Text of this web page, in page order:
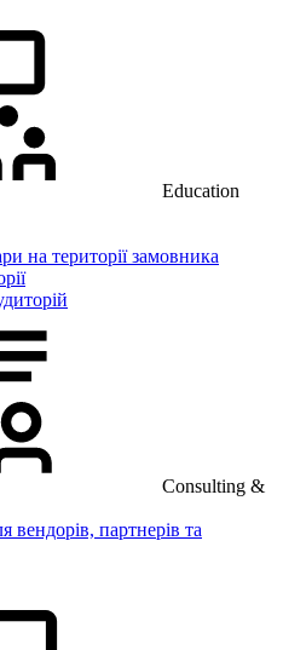
Education
на території замовника
Consulting &
вендорів, партнерів та